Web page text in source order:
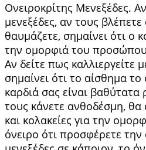
Ονειροκρίτης Μενεξέδες.
μενεξέδες, αν τους
θαυμάζετε, σημαί­νει ότι ο
την ομορφιά του
Αν δείτε πως καλ­λιεργείτε
σημαίνει ότι το αίσθημα
καρδιά σας είναι βαθύτατα
τους κάνετε αν­θοδέσμη, θα
και κολακείες για την
όνειρο ότι προσφέρετε